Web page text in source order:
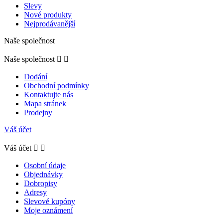
Slevy
Nové produkty
Nejprodávanější
Naše společnost
Naše společnost  
Dodání
Obchodní podmínky
Kontaktujte nás
Mapa stránek
Prodejny
Váš účet
Váš účet  
Osobní údaje
Objednávky
Dobropisy
Adresy
Slevové kupóny
Moje oznámení